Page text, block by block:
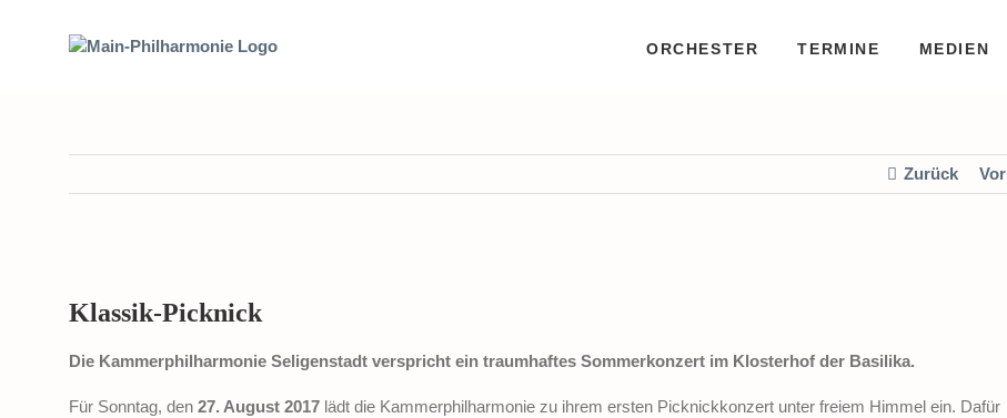
ORCHESTER TERMINE MEDIEN
Zurück Vor
Bild
Klassik-Picknick
Die Kammerphilharmonie Seligenstadt verspricht ein traumhaftes Sommerkonzert im Klosterhof der Basilika.
Für Sonntag, den 27. August 2017 lädt die Kammerphilharmonie zu ihrem ersten Picknickkonzert unter freiem Himmel ein. Dafür